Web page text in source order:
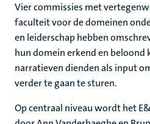
Vier commissies met
faculteit voor de domeinen
en leiderschap hebben
hun domein erkend en beloond
narratieven dienden als input
verder te gaan te sturen.
Op centraal niveau wordt het